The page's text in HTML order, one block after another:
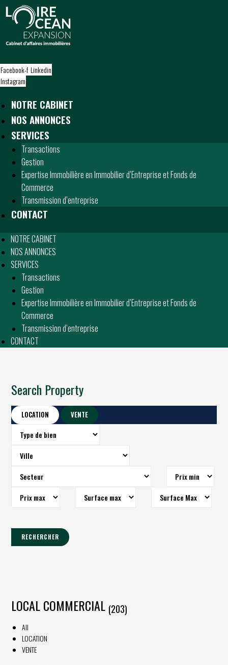
o
c
o
t
e
t
Facebook-f Linkedin
Instagram
NOTRE CABINET
NOS ANNONCES
SERVICES
Transactions
Gestion
Expertise Immobilière en Immobilier d’Entreprise et Fonds de
Commerce
Transmission d’entreprise
CONTACT
NOTRE CABINET
NOS ANNONCES
SERVICES
Transactions
Gestion
Expertise Immobilière en Immobilier d’Entreprise et Fonds de
Commerce
Transmission d’entreprise
CONTACT
Search Property
LOCATION VENTE
RECHERCHER
LOCAL COMMERCIAL (203)
All
LOCATION
VENTE